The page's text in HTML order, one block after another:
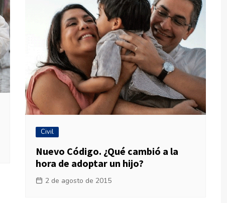
Civil
Nuevo Código. ¿Qué cambió a la
hora de adoptar un hijo?
2 de agosto de 2015